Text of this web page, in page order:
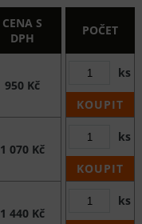
CENA S
DPH
POČET
950 Kč
ks
KOUPIT
1 070 Kč
ks
KOUPIT
1 440 Kč
ks